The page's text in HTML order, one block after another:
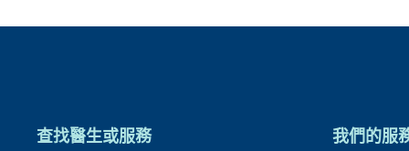
查找醫生或服務
我們的服